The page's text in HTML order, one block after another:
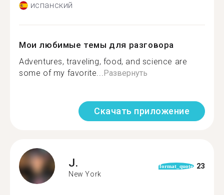
испанский
Мои любимые темы для разговора
Adventures, traveling, food, and science are
some of my favorite...Развернуть
Скачать приложение
J.
New York
format_quote 23